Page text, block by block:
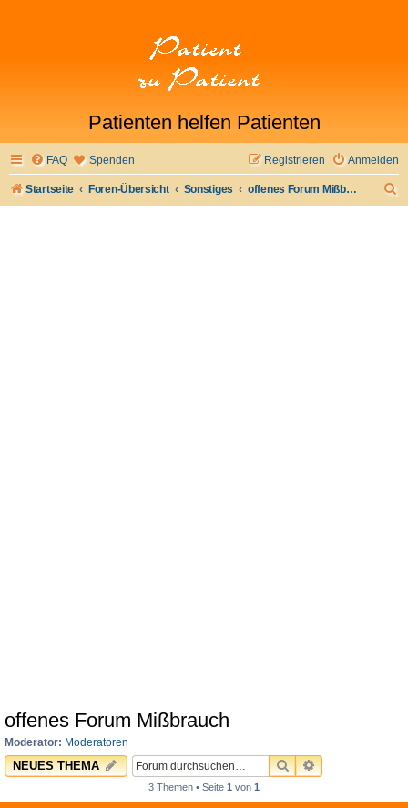
Patienten helfen Patienten
FAQ Spenden Anmelden
Registrieren
Startseite Foren-Übersicht Sonstiges offenes Forum Mißbrauch
offenes Forum Mißbrauch
Moderator: Moderatoren
NEUES THEMA SUCHEERWEITERTE
3 Themen • Seite 1 von 1